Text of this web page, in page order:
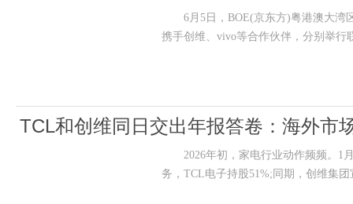
6月5日，BOE(京东方)粤港澳大湾
携手创维、vivo等合作伙伴，分别举行
TCL和创维同日交出年报答卷：海外市
2026年初，家电行业动作频频。1月
务，TCL电子持股51%;同期，创维集